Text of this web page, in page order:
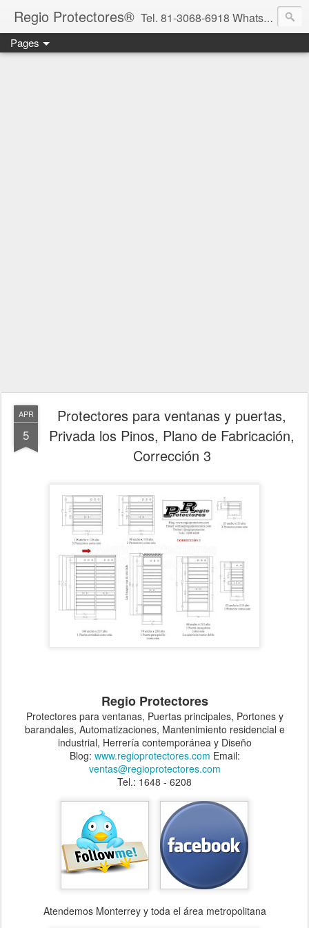
Regio Protectores® Tel. 81-3068-6918 WhatsApp 81-2636-2823 / 33-1145-3780 cotizacionregioprotectores@gmail.com / regioprotectores@gmail.com https://www.facebook.com/RegioProtectores/
Pages
APR
5
Protectores para ventanas y puertas,
Privada los Pinos, Plano de Fabricación,
Corrección 3
Regio Protectores
Protectores para ventanas, Puertas principales, Portones y
barandales, Automatizaciones, Mantenimiento residencial e
industrial, Herrería contemporánea y Diseño
Blog: www.regioprotectores.com Email:
ventas@regioprotectores.com
Tel.: 1648 - 6208
Atendemos Monterrey y toda el área metropolitana